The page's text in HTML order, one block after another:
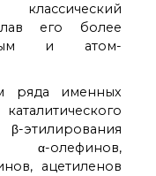
его более
и атом-
ряда именных
олефинов,
ацетиленов